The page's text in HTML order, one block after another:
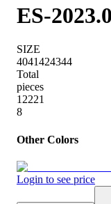
ES-
SIZE
4041424344
Total
pieces
12221
8
Other Colors
Login to see price